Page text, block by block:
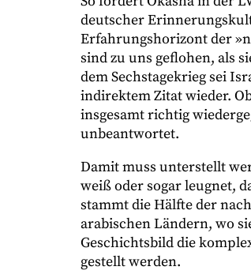
deutscher
Erfahrungshorizont der
sind zu uns geflohen, als
dem Sechstagekrieg sei
indirektem Zitat wieder.
insgesamt richtig
unbeantwortet.
Damit muss unterstellt
weiß oder sogar leugnet,
stammt die Hälfte der
arabischen Ländern, wo
Geschichtsbild die
gestellt werden.